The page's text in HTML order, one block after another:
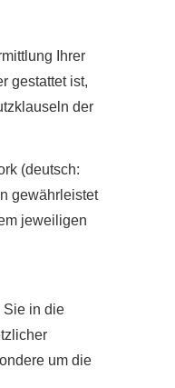
Ihrer
gestattet ist,
der
(deutsch:
gewährleistet
jeweiligen
Sie in die
um die